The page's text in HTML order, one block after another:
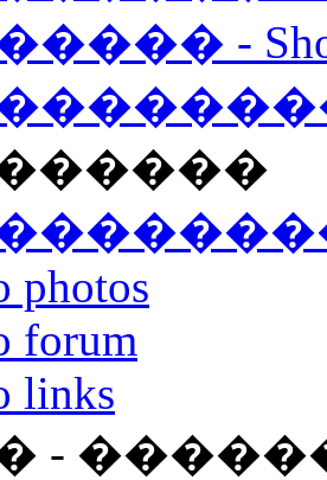
-
photos
forum
links
-